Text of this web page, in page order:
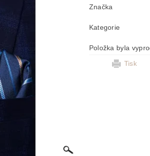
Značka
Kategorie
Položka byla
Tisk